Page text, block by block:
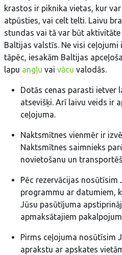
krastos ir piknika vietas, kur
atpūsties, vai celt telti. Laivu
stundas vai tā var būt
Baltijas valstīs. Ne visi ceļojumi
tāpēc, iesakām Baltijas
lapu angļu vai vācu valodās.
Dotās cenas parasti ietver
atsevišķi. Arī laivu veids ir
ceļojuma.
Naktsmītnes vienmēr ir
Naktsmītnes saimnieks
novietošanu un
Pēc rezervācijas nosūtīsim
programmu ar datumiem,
Jūsu pasūtījuma
apmaksātajiem
Pirms ceļojuma nosūtīsim
aprakstu ar apskates